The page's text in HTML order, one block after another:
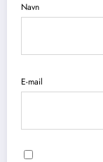
Navn
E-mail